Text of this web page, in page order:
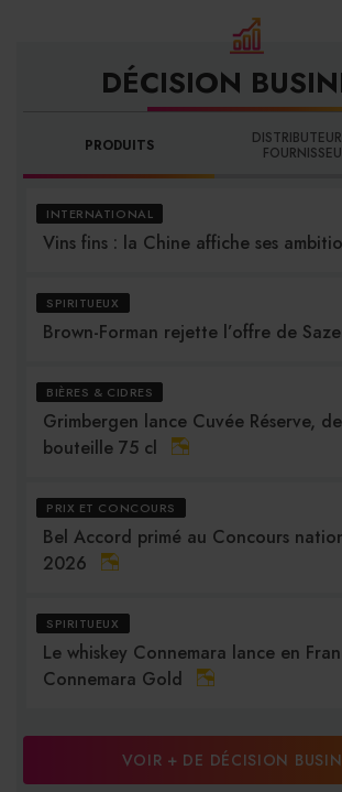
DÉCISION
PRODUITS
INTERNATIONAL
Vins fins : la Chine affiche ses
SPIRITUEUX
Brown-Forman rejette l’offre de
BIÈRES & CIDRES
Grimbergen lance Cuvée Réserve,
bouteille 75 cl
PRIX ET CONCOURS
Bel Accord primé au Concours
2026
SPIRITUEUX
Le whiskey Connemara lance en
Connemara Gold
VOIR + DE DÉCISION